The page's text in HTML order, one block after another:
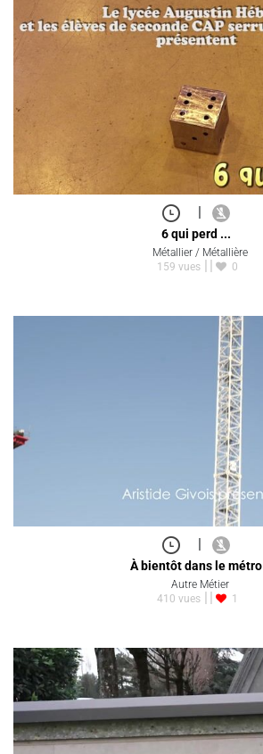
6 qui perd ...
Métallier / Métallière
159 vues
0
|
À bientôt dans le métro
Autre Métier
410 vues
1